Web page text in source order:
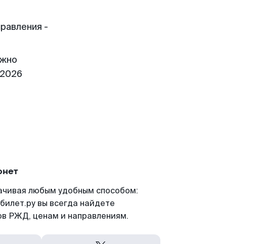
-
любым удобным способом:
вы всегда найдете
РЖД, ценам и направлениям.